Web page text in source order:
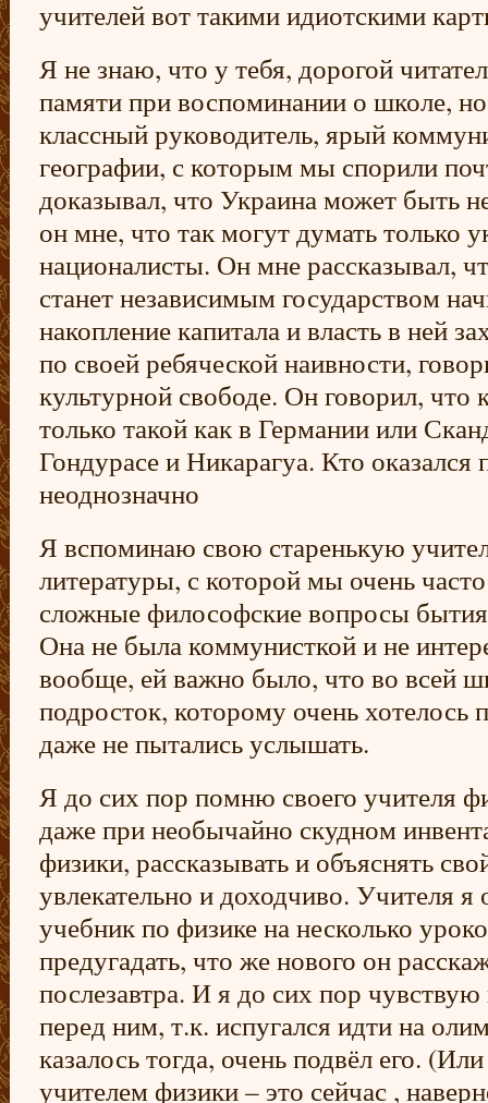
учителей вот такими идиотскими
Я не знаю, что у тебя, дорогой
памяти при воспоминании о школе,
классный руководитель, ярый
географии, с которым мы спорили
доказывал, что Украина может быть
он мне, что так могут думать только
националисты. Он мне рассказывал,
станет независимым государством
накопление капитала и власть в ней
по своей ребяческой наивности,
культурной свободе. Он говорил, что
только такой как в Германии или
Гондурасе и Никарагуа. Кто
неоднозначно
Я вспоминаю свою старенькую
литературы, с которой мы очень
сложные философские вопросы
Она не была коммунисткой и не
вообще, ей важно было, что во всей
подросток, которому очень хотелось
даже не пытались услышать.
Я до сих пор помню своего учителя
даже при необычайно скудном
физики, рассказывать и объяснять
увлекательно и доходчиво. Учителя
учебник по физике на несколько
предугадать, что же нового он
послезавтра. И я до сих пор
перед ним, т.к. испугался идти на
казалось тогда, очень подвёл его.
учителем физики – это сейчас ,